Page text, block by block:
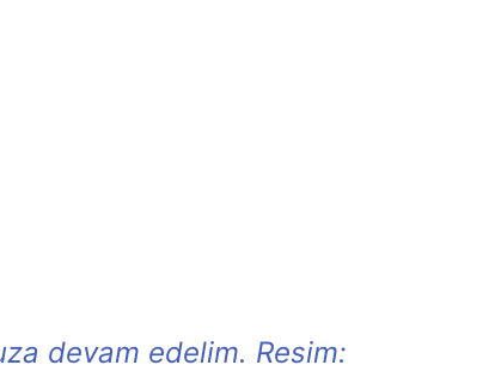
devam edelim. Resim: